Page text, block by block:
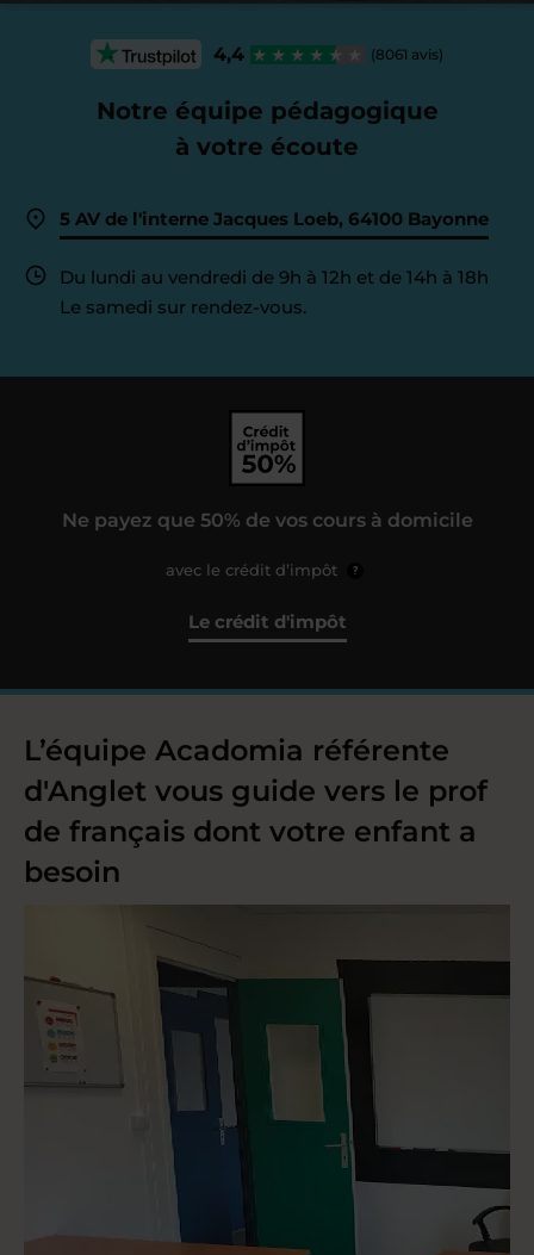
4,4 (8061 avis)
Notre équipe pédagogique
à votre écoute
5 AV de l'interne Jacques Loeb, 64100 Bayonne
Du lundi au vendredi de 9h à 12h et de 14h à 18h
Le samedi sur rendez-vous.
Ne payez que 50% de vos cours à domicile
avec le crédit d’impôt ?
Le crédit d'impôt
L’équipe Acadomia référente
d'Anglet vous guide vers le prof
de français dont votre enfant a
besoin